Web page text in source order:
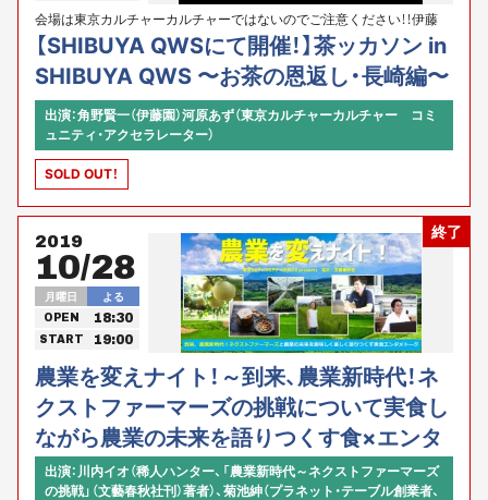
会場は東京カルチャーカルチャーではないのでご注意ください！！伊藤
園、SHIBUYA QWS、東京カルチャーカルチャー、presents
【SHIBUYA QWSにて開催！】茶ッカソン in
SHIBUYA QWS 〜お茶の恩返し・長崎編〜
出演：角野賢一（伊藤園）河原あず（東京カルチャーカルチャー コミ
ュニティ・アクセラレーター）
SOLD OUT！
終了
2019
10/28
月曜日 よる
OPEN 18:30
START 19:00
農業を変えナイト！～到来、農業新時代！ネ
クストファーマーズの挑戦について実食し
ながら農業の未来を語りつくす食×エンタ
メ×学びの150分～
出演：川内イオ（稀人ハンター、「農業新時代～ネクストファーマーズ
の挑戦」（文藝春秋社刊）著者）、菊池紳（プラネット・テーブル創業者、